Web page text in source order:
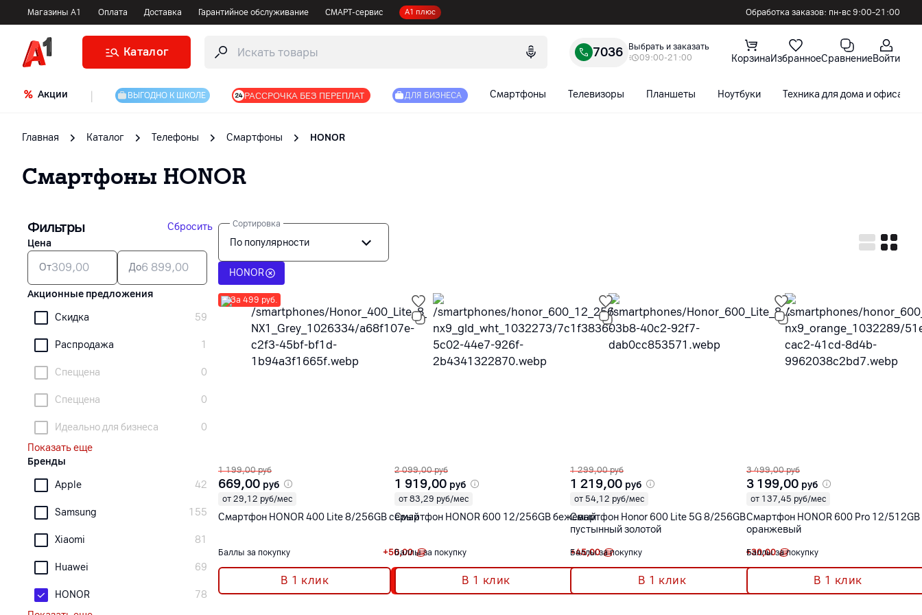
Магазины А1 Оплата Доставка Гарантийное обслуживание СМАРТ-сервис А1 плюс Обработка заказов: пн-вс 9:00–21:00
Каталог 7036
Выбрать и заказать
09:00-21:00
КорзинаИзбранноеСравнениеВойти
Акции ВЫГОДНО К ШКОЛЕ РАССРОЧКА БЕЗ ПЕРЕПЛАТ ДЛЯ БИЗНЕСА Смартфоны Телевизоры Планшеты Ноутбуки Техника для дома и офиса
Главная Каталог Телефоны Смартфоны HONOR
Смартфоны HONOR
Фильтры
Сбросить
Цена
От До
Акционные предложения
Скидка
59
Распродажа 1
Спеццена 0
Спеццена 0
Идеально для бизнеса
0
Показать еще
Бренды
Apple
42
Samsung 155
Xiaomi 81
Huawei 69
HONOR
78
Сортировка
По популярности
HONOR
За 499 руб.
1 199,00 руб
669,00 руб
от 29,12 руб/мес
Смартфон HONOR 400 Lite 8/256GB серый
Баллы за покупку +50,00
В 1 клик
2 099,00 руб
1 919,00 руб
от 83,29 руб/мес
Смартфон HONOR 600 12/256GB бежевый
Баллы за покупку +45,00
В 1 клик
1 299,00 руб
1 219,00 руб
от 54,12 руб/мес
Смартфон Honor 600 Lite 5G 8/256GB
пустынный золотой
Баллы за покупку +30,00
В 1 клик
3 499,00 руб
3 199,00 руб
от 137,45 руб/мес
Смартфон HONOR 600 Pro 12/512GB
оранжевый
Баллы за покупку
В 1 клик